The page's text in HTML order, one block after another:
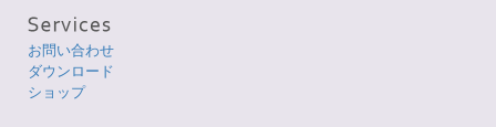
お問い合わせ
ダウンロード
ショップ